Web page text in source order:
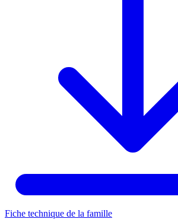
Fiche technique de la famille